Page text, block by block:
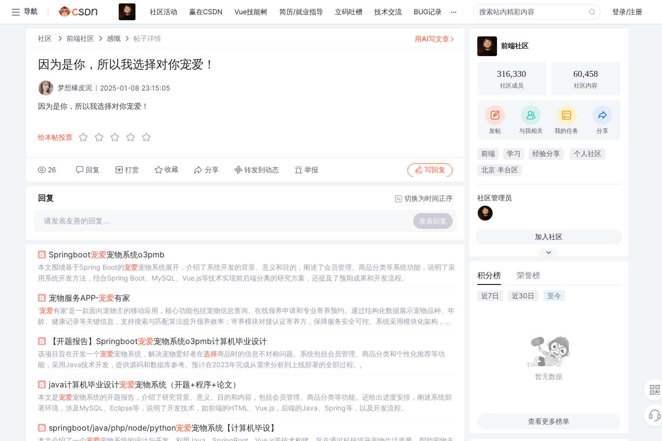
导航 社区活动 赢在CSDN Vue技能树 简历/就业指导 立码吐槽 技术交流 BUG记录 ... 登录/注册
社区 前端社区 感慨 帖子详情
因为是你，所以我选择对你宠爱！
梦想橡皮泥 2025-01-08 23:15:05
因为是你，所以我选择对你宠爱！
给本帖投票
26 回复 打赏 收藏 分享 转发到动态 举报 写回复
用AI写文章
回复 切换为时间正序
请发表友善的回复… 发表回复
Springboot宠爱宠物系统o3pmb
本文围绕基于Spring Boot的宠爱宠物系统展开，介绍了系统开发的背景、意义和目的，阐述了会员管理、商品分类等系统功能，说明了采
用系统开发方法，结合Spring Boot、MySQL、Vue.js等技术实现前后端分离的研究方案，还提及了预期成果和开发流程。
宠物服务APP-宠爱有家
‘宠爱有家’是一款面向宠物主的移动应用，核心功能包括宠物信息查询、在线领养申请和专业寄养预约。通过结构化数据展示宠物品种、年
龄、健康记录等关键信息，支持搜索与匹配算法提升领养效率；寄养模块对接认证寄养方，保障服务安全可控。系统采用模块化架构，涵
【开题报告】Springboot宠爱宠物系统o3pmb计算机毕业设计
该项目旨在开发一个宠爱宠物系统，解决宠物爱好者在选择商品时的信息不对称问题。系统包括会员管理、商品分类和个性化推荐等功
能，采用Java技术开发，提供源码和数据库参考。预计在2023年完成从需求分析到上线部署的全部过程。,
java计算机毕业设计宠爱宠物系统（开题+程序+论文）
本文是宠爱宠物系统的开题报告，介绍了研究背景、意义、目的和内容，包括会员管理、商品分类等功能。还给出进度安排，阐述系统部
署环境，涉及MySQL、Eclipse等，说明了开发技术，如前端的HTML、Vue.js，后端的Java、Spring等，以及开发流程。
springboot/java/php/node/python宠爱宠物系统【计算机毕设】
前端社区
316,330
社区成员
60,458
社区内容
发帖 与我相关 我的任务 分享
前端 学习 经验分享 个人社区
北京·丰台区
社区管理员
加入社区
积分榜 荣誉榜
近7日 近30日 至今
暂无数据
查看更多榜单